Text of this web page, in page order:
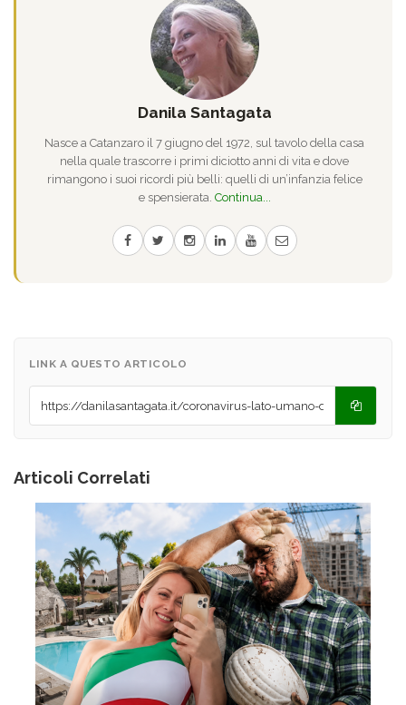
Danila Santagata
Nasce a Catanzaro il 7 giugno del 1972, sul tavolo della casa
nella quale trascorre i primi diciotto anni di vita e dove
rimangono i suoi ricordi più belli: quelli di un’infanzia felice
e spensierata. Continua...
LINK A QUESTO ARTICOLO
Articoli Correlati